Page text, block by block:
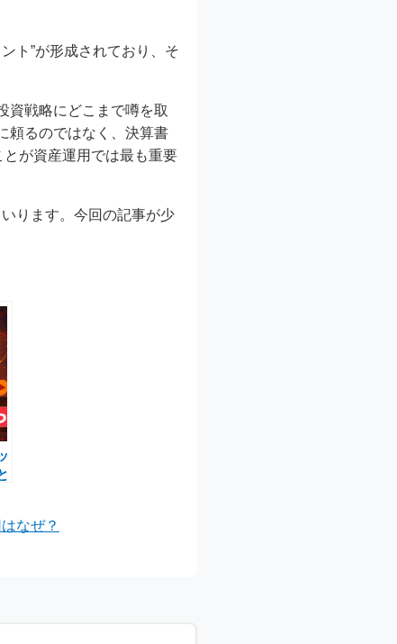
ト”が形成されており、そ
資戦略にどこまで噂を取
頼るのではなく、決算書
が資産運用では最も重要
ります。今回の記事が少
なぜ？